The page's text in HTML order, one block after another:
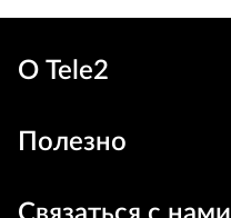
О Tele2
Полезно